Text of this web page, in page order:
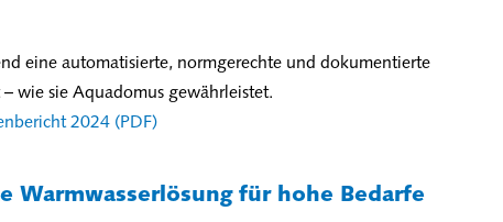
eine automatisierte, normgerechte und dokumentierte
wie sie Aquadomus gewährleistet.
2024 (PDF)
Warmwasserlösung für hohe Bedarfe